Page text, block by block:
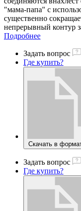
"мама-папа" с
существенно
непрерывный контур
Подробнее
Задать вопрос
Где купить?
Скачать в
Задать вопрос
Где купить?